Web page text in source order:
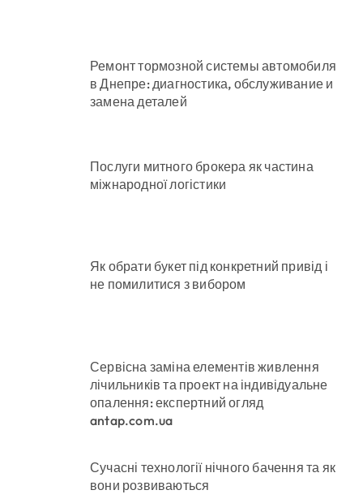
Ремонт тормозной системы автомобиля
в Днепре: диагностика, обслуживание и
замена деталей
Послуги митного брокера як частина
міжнародної логістики
Як обрати букет під конкретний привід і
не помилитися з вибором
Сервісна заміна елементів живлення
лічильників та проект на індивідуальне
опалення: експертний огляд
antap.com.ua
Сучасні технології нічного бачення та як
вони розвиваються